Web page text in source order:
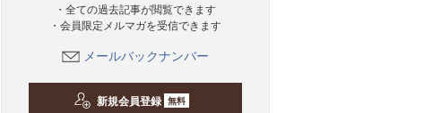
・全ての過去記事が閲覧できます
・会員限定メルマガを受信できます
メールバックナンバー
新規会員登録 無料